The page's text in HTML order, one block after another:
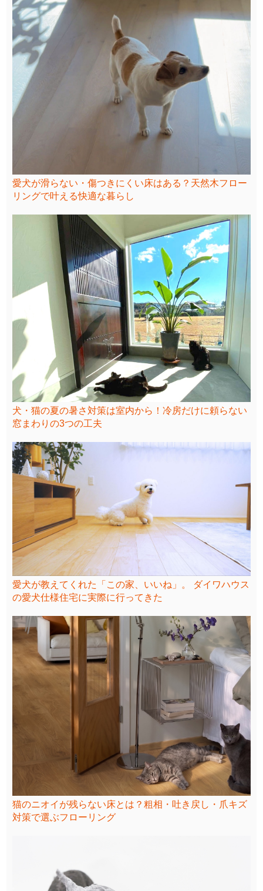
愛犬が滑らない・傷つきにくい床はある？天然木フロー
リングで叶える快適な暮らし
犬・猫の夏の暑さ対策は室内から！冷房だけに頼らない
窓まわりの3つの工夫
愛犬が教えてくれた「この家、いいね」。 ダイワハウス
の愛犬仕様住宅に実際に行ってきた
猫のニオイが残らない床とは？粗相・吐き戻し・爪キズ
対策で選ぶフローリング